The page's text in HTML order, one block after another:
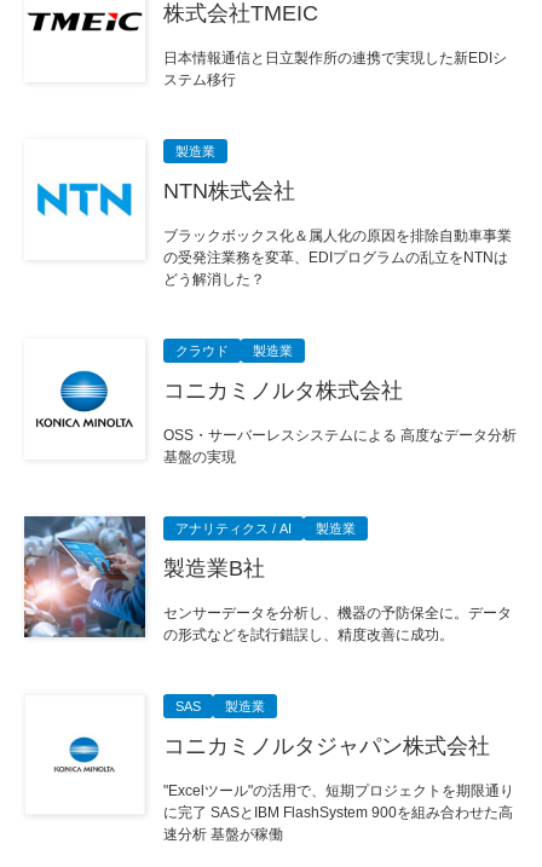
株式会社TMEIC
日本情報通信と日立製作所の連携で実現した新EDIシ
ステム移行
製造業
NTN株式会社
ブラックボックス化＆属人化の原因を排除自動車事業
の受発注業務を変革、EDIプログラムの乱立をNTNは
どう解消した？
クラウド 製造業
コニカミノルタ株式会社
OSS・サーバーレスシステムによる 高度なデータ分析
基盤の実現
アナリティクス / AI 製造業
製造業B社
センサーデータを分析し、機器の予防保全に。データ
の形式などを試行錯誤し、精度改善に成功。
SAS 製造業
コニカミノルタジャパン株式会社
"Excelツール"の活用で、短期プロジェクトを期限通り
に完了 SASとIBM FlashSystem 900を組み合わせた高
速分析 基盤が稼働